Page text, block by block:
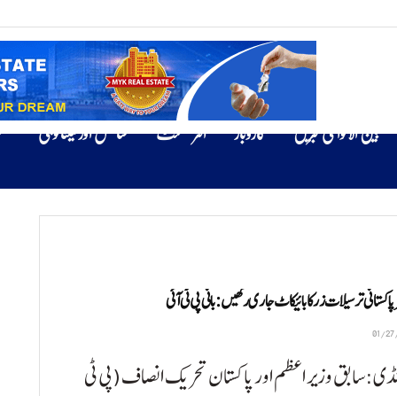
بین الاقوامی خبریں کاروبار انٹرٹینمنٹ سائنس اور ٹیکنالوجی
ترسیلات زر کا بائیکاٹ جاری رکھیں: بانی پی ٹی آئی
وزیر اعظم اور پاکستان تحریک انصاف (پی ٹی